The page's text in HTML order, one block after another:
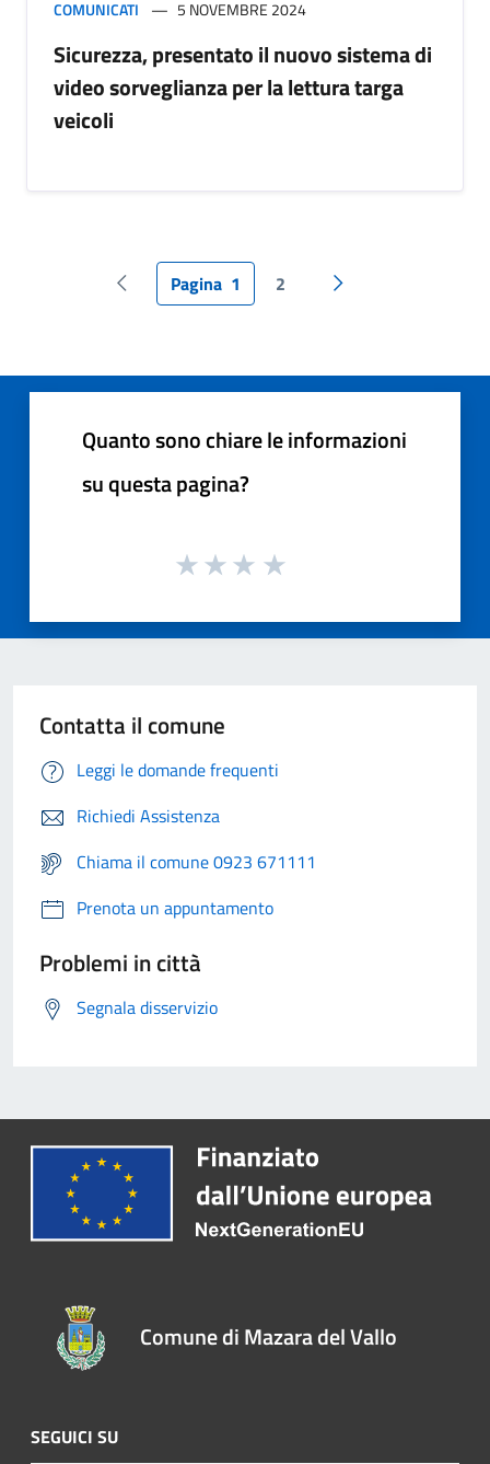
COMUNICATI 5 NOVEMBRE 2024
Sicurezza, presentato il nuovo sistema di
video sorveglianza per la lettura targa
veicoli
Pagina precedente
Pagina 1 2 Pagina successiva
Quanto sono chiare le informazioni
su questa pagina?
Contatta il comune
Leggi le domande frequenti
Richiedi Assistenza
Chiama il comune 0923 671111
Prenota un appuntamento
Problemi in città
Segnala disservizio
Comune di Mazara del Vallo
SEGUICI SU